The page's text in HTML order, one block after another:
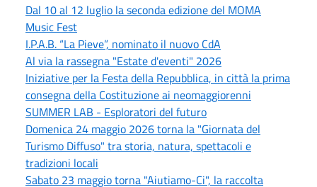
Dal 10 al 12 luglio la seconda edizione del MOMA
Music Fest
I.P.A.B. “La Pieve”, nominato il nuovo CdA
Al via la rassegna "Estate d'eventi" 2026
Iniziative per la Festa della Repubblica, in città la prima
consegna della Costituzione ai neomaggiorenni
SUMMER LAB - Esploratori del futuro
Domenica 24 maggio 2026 torna la "Giornata del
Turismo Diffuso" tra storia, natura, spettacoli e
tradizioni locali
Sabato 23 maggio torna "Aiutiamo-Ci", la raccolta